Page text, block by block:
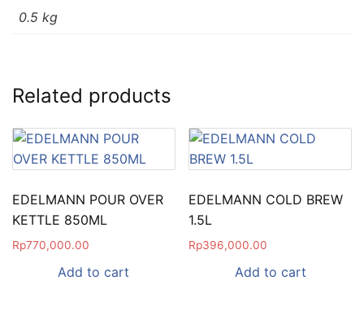
0.5 kg
Related products
EDELMANN POUR OVER
KETTLE 850ML
Rp770,000.00
Add to cart
EDELMANN COLD BREW
1.5L
Rp396,000.00
Add to cart